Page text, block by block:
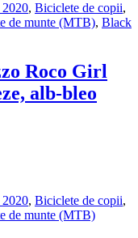
, Biciclete de copii,
de munte (MTB), Black
Roco Girl
alb-bleo
, Biciclete de copii,
de munte (MTB)